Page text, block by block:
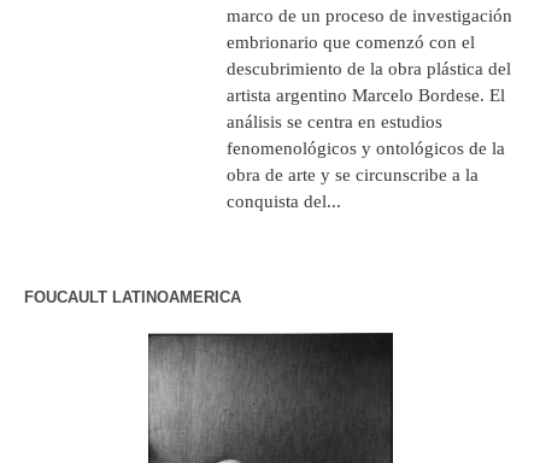
marco de un proceso de investigación
embrionario que comenzó con el
descubrimiento de la obra plástica del
artista argentino Marcelo Bordese. El
análisis se centra en estudios
fenomenológicos y ontológicos de la
obra de arte y se circunscribe a la
conquista del...
FOUCAULT LATINOAMERICA